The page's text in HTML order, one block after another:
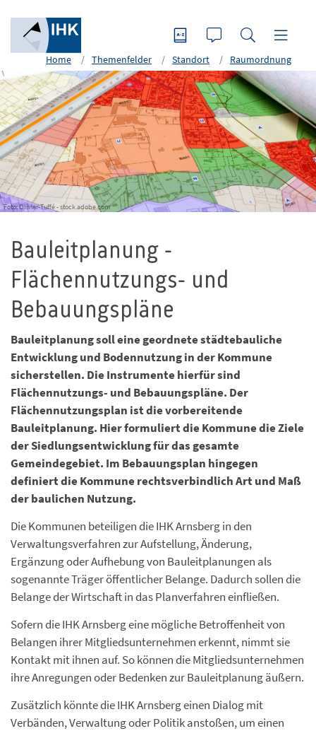
Home Themenfelder Standort Raumordnung
Foto: Olivier-Tuffé - stock.adobe.com
Bauleitplanung -
Flächennutzungs- und
Bebauungspläne
Bauleitplanung soll eine geordnete städtebauliche
Entwicklung und Bodennutzung in der Kommune
sicherstellen. Die Instrumente hierfür sind
Flächennutzungs- und Bebauungspläne. Der
Flächennutzungsplan ist die vorbereitende
Bauleitplanung. Hier formuliert die Kommune die Ziele
der Siedlungsentwicklung für das gesamte
Gemeindegebiet. Im Bebauungsplan hingegen
definiert die Kommune rechtsverbindlich Art und Maß
der baulichen Nutzung.
Die Kommunen beteiligen die IHK Arnsberg in den
Verwaltungsverfahren zur Aufstellung, Änderung,
Ergänzung oder Aufhebung von Bauleitplanungen als
sogenannte Träger öffentlicher Belange. Dadurch sollen die
Belange der Wirtschaft in das Planverfahren einfließen.
Sofern die IHK Arnsberg eine mögliche Betroffenheit von
Belangen ihrer Mitgliedsunternehmen erkennt, nimmt sie
Kontakt mit ihnen auf. So können die Mitgliedsunternehmen
ihre Anregungen oder Bedenken zur Bauleitplanung äußern.
Zusätzlich könnte die IHK Arnsberg einen Dialog mit
Verbänden, Verwaltung oder Politik anstoßen, um einen